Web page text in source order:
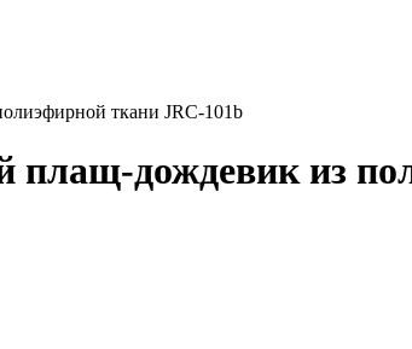
ткани JRC-101b
плащ-дождевик из